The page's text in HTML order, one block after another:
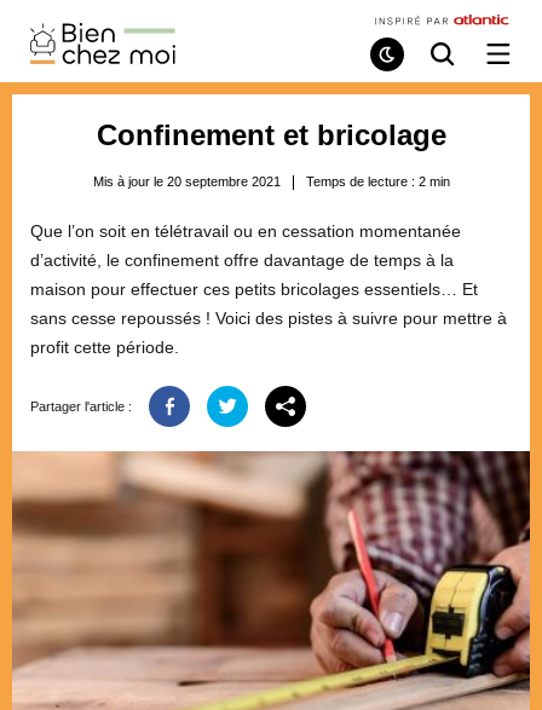
Bien
Chez
Moi
Mode
de
Recherche
/
Confinement et bricolage
Mis à jour le 20 septembre 2021 Temps de lecture : 2 min
Que l’on soit en télétravail ou en cessation momentanée
d’activité, le confinement offre davantage de temps à la
maison pour effectuer ces petits bricolages essentiels… Et
sans cesse repoussés ! Voici des pistes à suivre pour mettre à
profit cette période.
Partager l'article :